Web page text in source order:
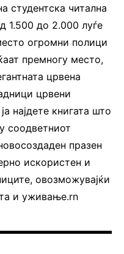
студентска читална
1.500 до 2.000 луѓе
огромни полици
премногу место,
црвена
црвени
најдете книгата што
соодветниот
празен
искористен и
овозможувајќи
и уживање.rn